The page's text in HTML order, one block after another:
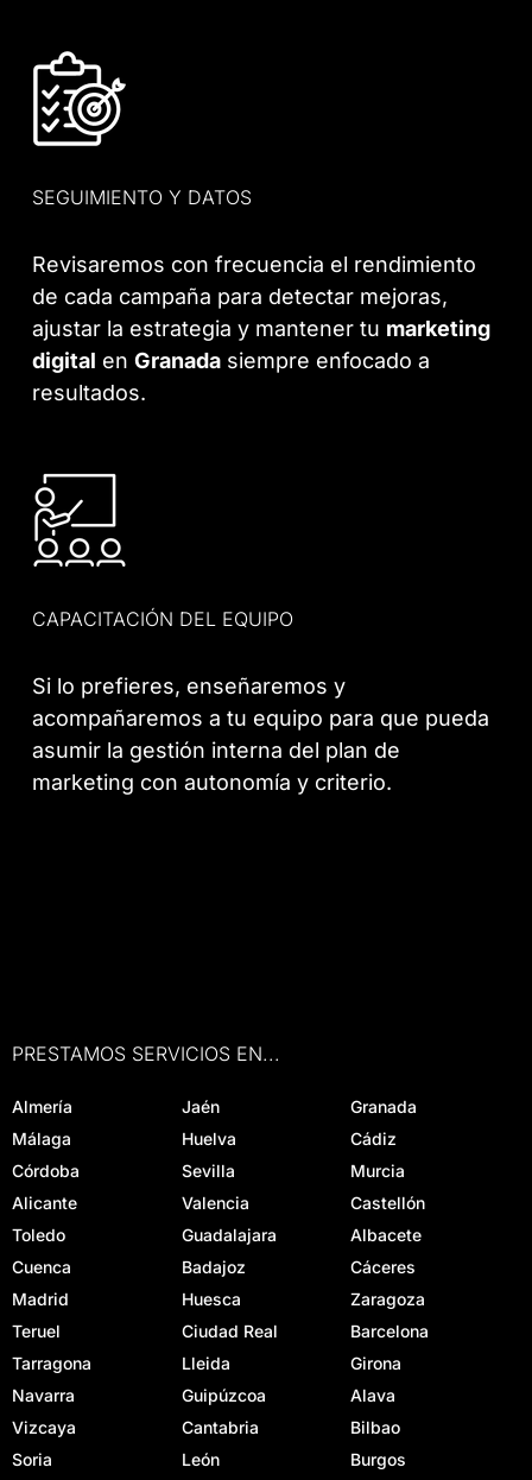
SEGUIMIENTO Y DATOS
Revisaremos con frecuencia el rendimiento
de cada campaña para detectar mejoras,
ajustar la estrategia y mantener tu marketing
digital enGranada siempre enfocado a
resultados.
CAPACITACIÓN DEL EQUIPO
Si lo prefieres, enseñaremos y
acompañaremos a tu equipo para que pueda
asumir la gestión interna del plan de
marketing con autonomía y criterio.
PRESTAMOS SERVICIOS EN...
Almería Jaén
Granada
Málaga
Huelva
Cádiz
Córdoba
Sevilla
Murcia
Alicante
Valencia
Castellón
Toledo
Guadalajara
Albacete
Cuenca
Badajoz
Cáceres
Madrid
Huesca
Zaragoza
Teruel
Ciudad Real
Barcelona
Tarragona
Lleida
Girona
Navarra
Guipúzcoa
Alava
Vizcaya
Cantabria
Bilbao
Soria
León
Burgos